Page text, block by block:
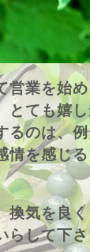
営業を始
とても嬉
るのは、
情を感じ
換気を良
らして下